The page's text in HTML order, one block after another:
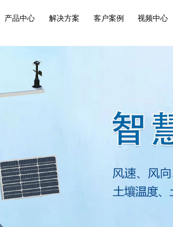
产品中心 解决方案 客户案例 视频中心